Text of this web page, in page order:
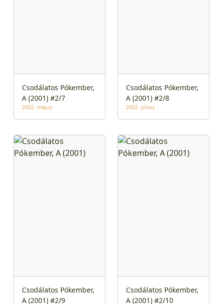
Csodálatos Pókember,
A (2001) #2/7
2002. május
Csodálatos Pókember,
A (2001) #2/8
2002. július
Csodálatos Pókember,
A (2001) #2/9
Csodálatos Pókember,
A (2001) #2/10